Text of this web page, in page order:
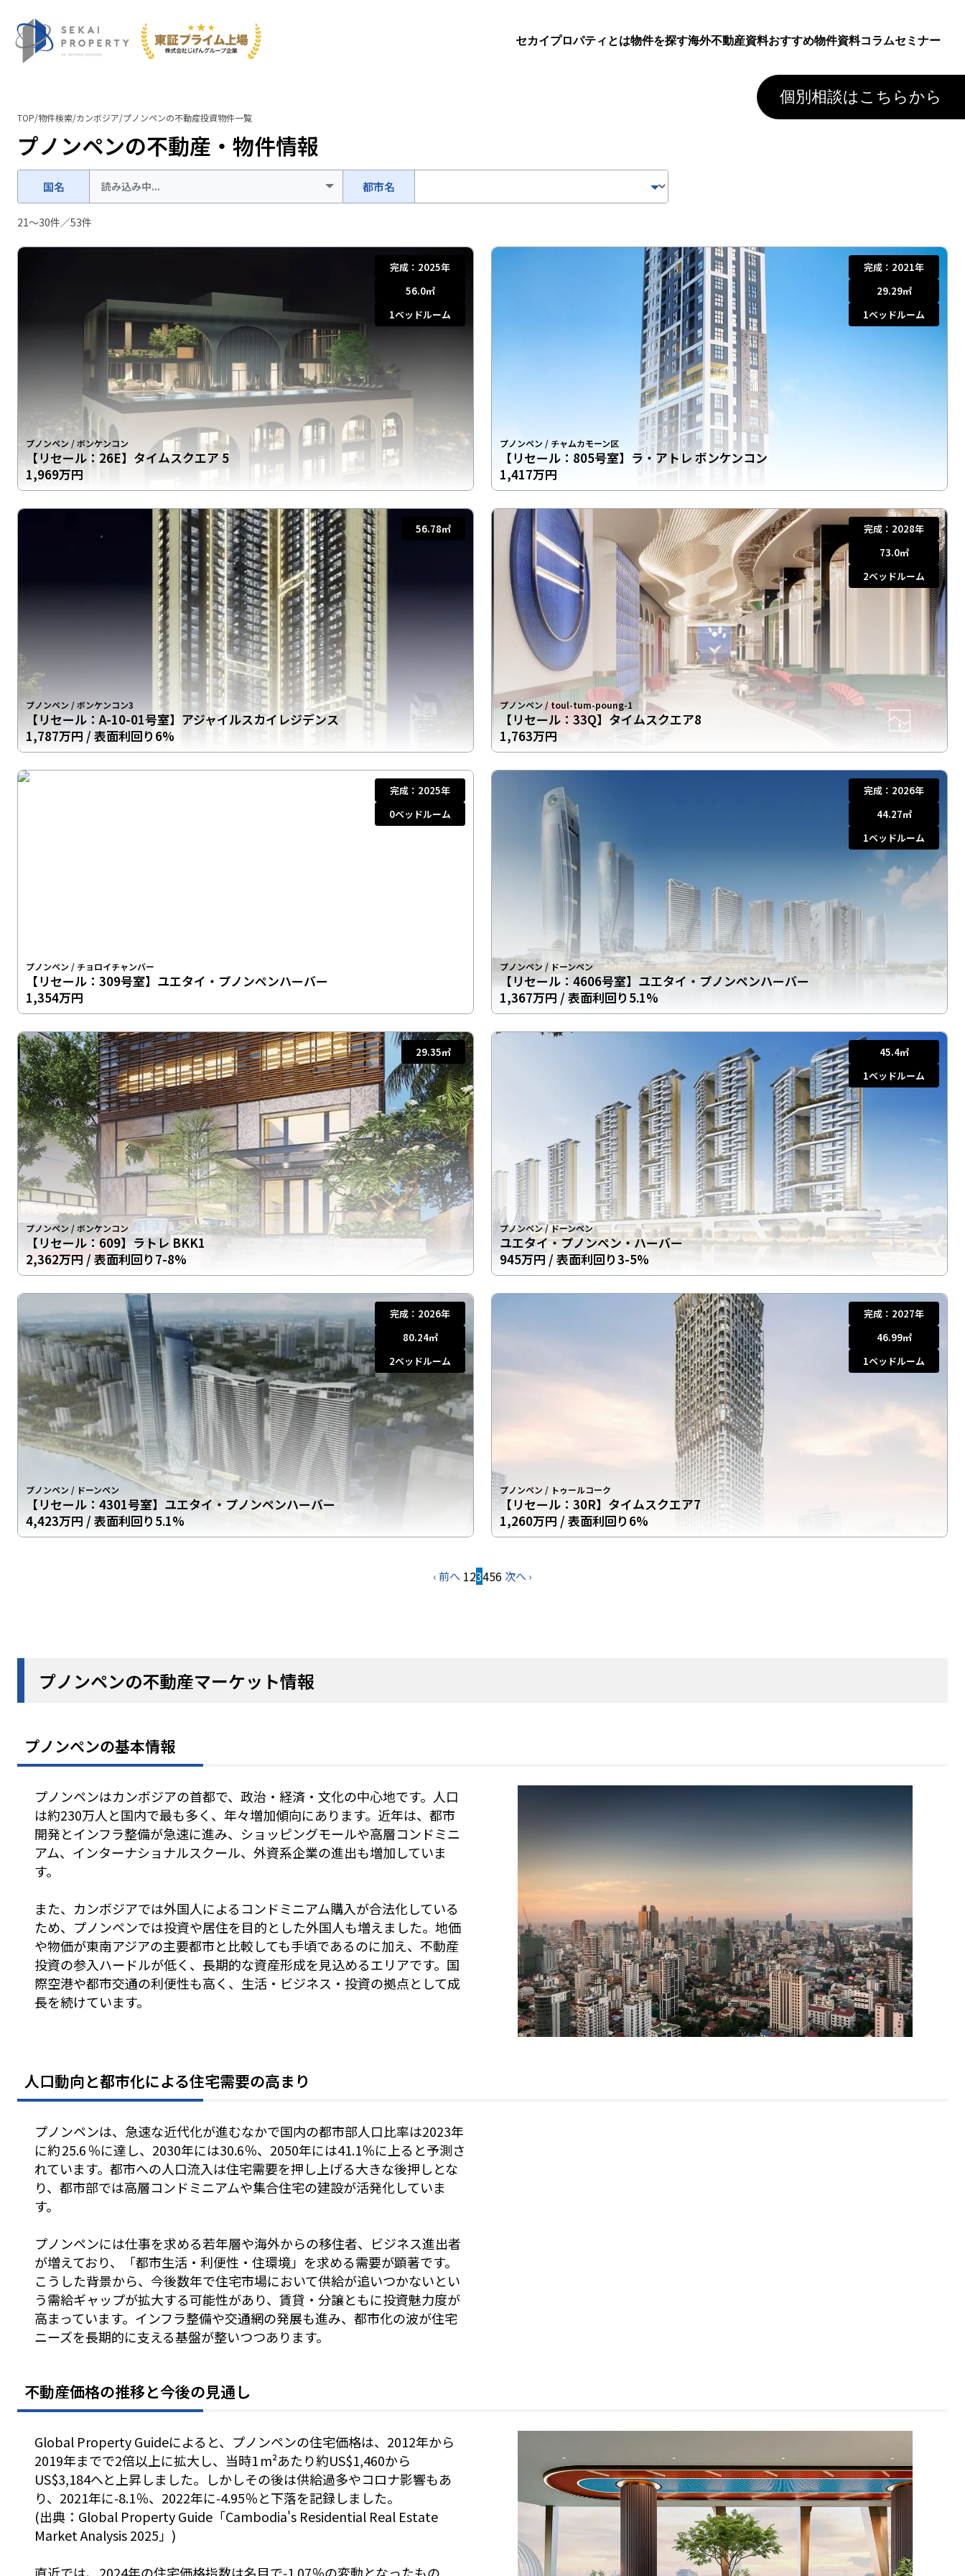
セカイプロパティとは物件を探す海外不動産資料おすすめ物件資料コラムセミナー
個別相談はこちらから
TOP/物件検索/カンボジア/プノンペンの不動産投資物件一覧
プノンペンの不動産・物件情報
国名 読み込み中... 都市名
21〜30件／53件
完成： 2025年
56.0㎡
1ベッドルーム
プノンペン /ボンケンコン
【リセール：26E】タイムスクエア 5
1,969万円
完成： 2021年
29.29㎡
1ベッドルーム
プノンペン / チャムカモーン区
【リセール：805号室】ラ・アトレ ボンケンコン
1,417万円
56.78㎡
プノンペン /ボンケンコン3
【リセール：A-10-01号室】アジャイルスカイレジデンス
1,787万円 / 表面利回り6%
完成： 2028年
73.0㎡
2ベッドルーム
プノンペン /toul-tum-poung-1
【リセール：33Q】タイムスクエア8
1,763万円
完成： 2025年
0ベッドルーム
プノンペン / チョロイチャンバー
【リセール：309号室】ユエタイ・プノンペンハーバー
1,354万円
完成： 2026年
44.27㎡
1ベッドルーム
プノンペン / ドーンペン
【リセール：4606号室】ユエタイ・プノンペンハーバー
1,367万円 / 表面利回り5.1%
29.35㎡
プノンペン /ボンケンコン
【リセール：609】ラトレ BKK1
2,362万円 / 表面利回り7-8%
45.4㎡
1ベッドルーム
プノンペン/ドーンペン
ユエタイ・プノンペン・ハーバー
945万円/ 表面利回り3-5%
完成： 2026年
80.24㎡
2ベッドルーム
プノンペン / ドーンペン
【リセール：4301号室】ユエタイ・プノンペンハーバー
4,423万円 / 表面利回り5.1%
完成： 2027年
46.99㎡
1ベッドルーム
プノンペン / トゥールコーク
【リセール：30R】タイムスクエア7
1,260万円 / 表面利回り6%
‹ 前へ 123456 次へ ›
プノンペンの不動産マーケット情報
プノンペンの基本情報
プノンペンはカンボジアの首都で、政治・経済・文化の中心地です。人口
は約230万人と国内で最も多く、年々増加傾向にあります。近年は、都市
開発とインフラ整備が急速に進み、ショッピングモールや高層コンドミニ
アム、インターナショナルスクール、外資系企業の進出も増加していま
す。
また、カンボジアでは外国人によるコンドミニアム購入が合法化している
ため、プノンペンでは投資や居住を目的とした外国人も増えました。地価
や物価が東南アジアの主要都市と比較しても手頃であるのに加え、不動産
投資の参入ハードルが低く、長期的な資産形成を見込めるエリアです。国
際空港や都市交通の利便性も高く、生活・ビジネス・投資の拠点として成
長を続けています。
人口動向と都市化による住宅需要の高まり
プノンペンは、急速な近代化が進むなかで国内の都市部人口比率は2023年
に約 25.6 ％に達し、2030年には30.6％、2050年には41.1％に上ると予測さ
れています。都市への人口流入は住宅需要を押し上げる大きな後押しとな
り、都市部では高層コンドミニアムや集合住宅の建設が活発化していま
す。
プノンペンには仕事を求める若年層や海外からの移住者、ビジネス進出者
が増えており、「都市生活・利便性・住環境」を求める需要が顕著です。
こうした背景から、今後数年で住宅市場において供給が追いつかないとい
う需給ギャップが拡大する可能性があり、賃貸・分譲ともに投資魅力度が
高まっています。インフラ整備や交通網の発展も進み、都市化の波が住宅
ニーズを長期的に支える基盤が整いつつあります。
不動産価格の推移と今後の見通し
Global Property Guideによると、プノンペンの住宅価格は、2012年から
2019年までで2倍以上に拡大し、当時1 m²あたり約US$1,460から
US$3,184へと上昇しました。しかしその後は供給過多やコロナ影響もあ
り、2021年に‑8.1％、2022年に‑4.95％と下落を記録しました。
(出典：Global Property Guide「Cambodia's Residential Real Estate
Market Analysis 2025」)
直近では、2024年の住宅価格指数は名目で‑1.07％の変動となったもの